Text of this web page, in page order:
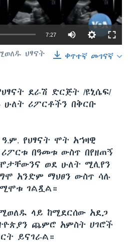
7:27
ቀጥተኛ መገናኛ
ህፃናት
ደራሽ ድርጅት /ዩኒሴፍ/
ሁለት ሪፖርቶችን በቅርቡ
የህፃናት ሞት አኀዛዊ
በዓመቱ ውስጥ በየዘጠኝ
ወደ ሁለት ሚሊየን
አንድም ማህፀን ውስጥ ሳሉ
ገልጿል።
ላይ ከሚደርሰው አደጋ
ጨምሮ አምስት ሀገሮች
ይናገራል።